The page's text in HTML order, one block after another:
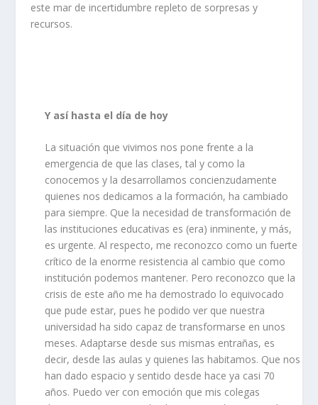
este mar de incertidumbre repleto de sorpresas y
recursos.
Y así hasta el día de hoy
La situación que vivimos nos pone frente a la
emergencia de que las clases, tal y como la
conocemos y la desarrollamos concienzudamente
quienes nos dedicamos a la formación, ha cambiado
para siempre. Que la necesidad de transformación de
las instituciones educativas es (era) inminente, y más,
es urgente. Al respecto, me reconozco como un fuerte
crítico de la enorme resistencia al cambio que como
institución podemos mantener. Pero reconozco que la
crisis de este año me ha demostrado lo equivocado
que pude estar, pues he podido ver que nuestra
universidad ha sido capaz de transformarse en unos
meses. Adaptarse desde sus mismas entrañas, es
decir, desde las aulas y quienes las habitamos. Que nos
han dado espacio y sentido desde hace ya casi 70
años. Puedo ver con emoción que mis colegas